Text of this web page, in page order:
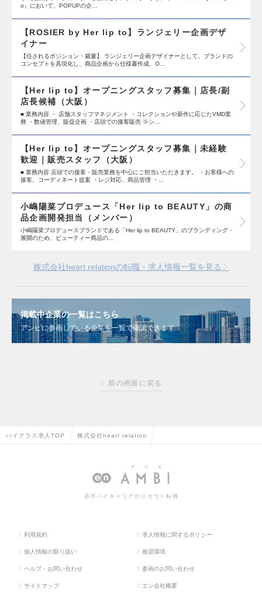
o」において、POPUPの企…
【ROSIER by Her lip to】ランジェリー企画デザ
イナー
【任されるポジション・裁量】 ランジェリー企画デザイナーとして、ブランドの
コンセプトを具現化し、商品企画から仕様書作成、O…
【Her lip to】オープニングスタッフ募集｜店長/副
店長候補（大阪）
■ 業務内容 ・ 店舗スタッフマネジメント ・コレクションや新作に応じたVMD業
務 ・数値管理、販促企画 ・店頭での接客販売 ※シ…
【Her lip to】オープニングスタッフ募集｜未経験
歓迎｜販売スタッフ（大阪）
■ 業務内容 店頭での接客・販売業務を中心にご担当いただきます。 ・お客様への
接客、コーディネート提案 ・レジ対応、商品管理 ・…
小嶋陽菜プロデュース「Her lip to BEAUTY」の商
品企画開発担当（メンバー）
小嶋陽菜プロデュースブランドである「Her lip to BEAUTY」のブランディング・
展開のため、ビューティー商品の…
株式会社heart relationの転職・求人情報一覧を見る
掲載中企業の一覧はこちら
アンビに参画している企業を一覧で確認できます
前の画面に戻る
ハイクラス求人TOP 株式会社heart relation
若手ハイキャリアのスカウト転職
利用規約 求人情報に関するポリシー
個人情報の取り扱い 推奨環境
ヘルプ・お問い合わせ 参画のお問い合わせ
サイトマップ エン会社概要